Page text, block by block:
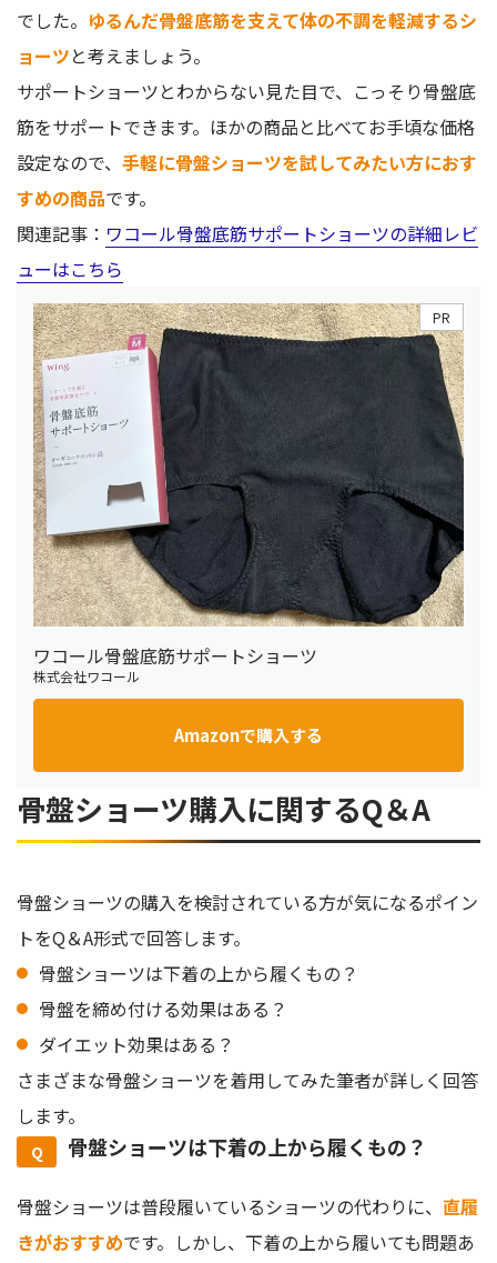
でした。 ゆるんだ骨盤底筋を支えて体の不調を軽減するシ
ョーツと考えましょう。
サポートショーツとわからない見た目で、こっそり骨盤底
筋をサポートできます。ほかの商品と比べてお手頃な価格
設定なので、 手軽に骨盤ショーツを試してみたい方におす
すめの商品です。
関連記事： ワコール骨盤底筋サポートショーツの詳細レビ
ューはこちら
ワコール骨盤底筋サポートショーツ
株式会社ワコール
Amazonで購入する
PR
骨盤ショーツ購入に関するQ＆A
骨盤ショーツの購入を検討されている方が気になるポイン
トをQ＆A形式で回答します。
骨盤ショーツは下着の上から履くもの？
骨盤を締め付ける効果はある？
ダイエット効果はある？
さまざまな骨盤ショーツを着用してみた筆者が詳しく回答
します。
骨盤ショーツは下着の上から履くもの？
骨盤ショーツは普段履いているショーツの代わりに、 直履
きがおすすめです。しかし、下着の上から履いても問題あ